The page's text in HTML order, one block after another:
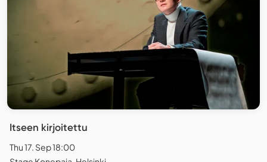
Itseen kirjoitettu
Thu 17. Sep 18:00